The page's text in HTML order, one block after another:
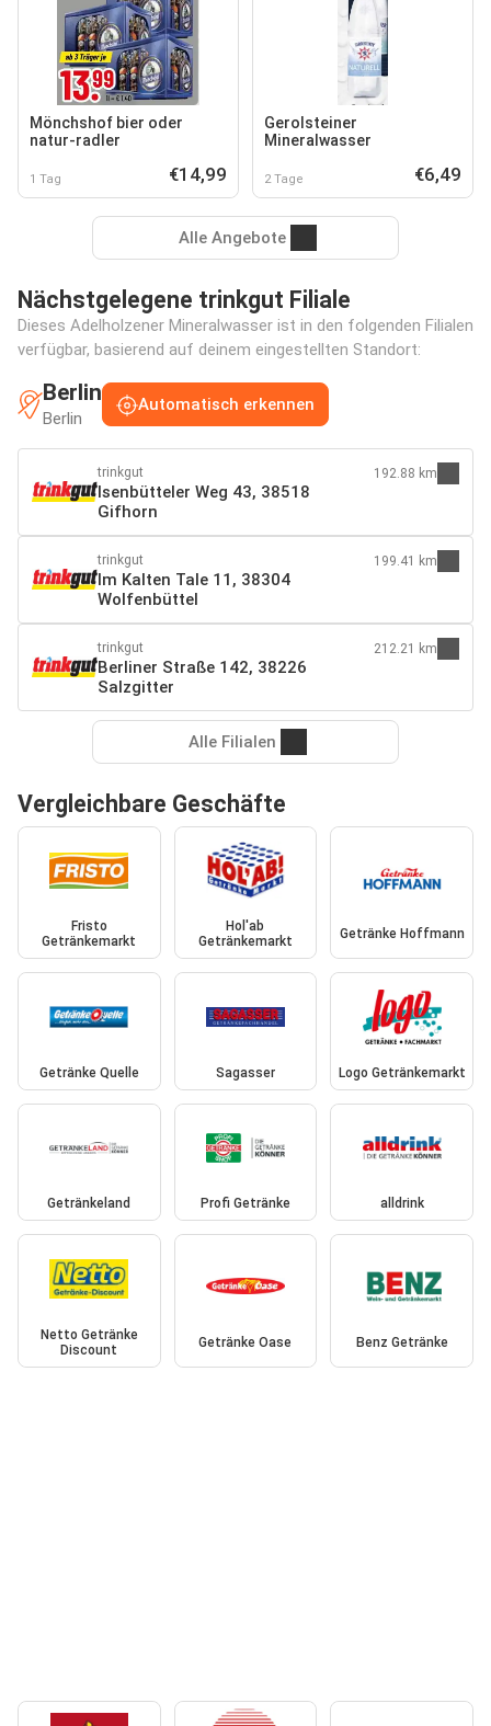
Mönchshof bier oder
natur-radler
1 Tag €14,99
Gerolsteiner
Mineralwasser
2 Tage €6,49
Alle Angebote
Nächstgelegene trinkgut Filiale
Dieses Adelholzener Mineralwasser ist in den folgenden Filialen
verfügbar, basierend auf deinem eingestellten Standort:
Berlin
Berlin
Automatisch erkennen
trinkgut
Isenbütteler Weg 43, 38518
Gifhorn
192.88 km
trinkgut
Im Kalten Tale 11, 38304
Wolfenbüttel
199.41 km
trinkgut
Berliner Straße 142, 38226
Salzgitter
212.21 km
Alle Filialen
Vergleichbare Geschäfte
Fristo
Getränkemarkt
Hol'ab
Getränkemarkt
Getränke Hoffmann
Getränke Quelle Sagasser Logo Getränkemarkt
Getränkeland Profi Getränke alldrink
Netto Getränke
Discount
Getränke Oase Benz Getränke